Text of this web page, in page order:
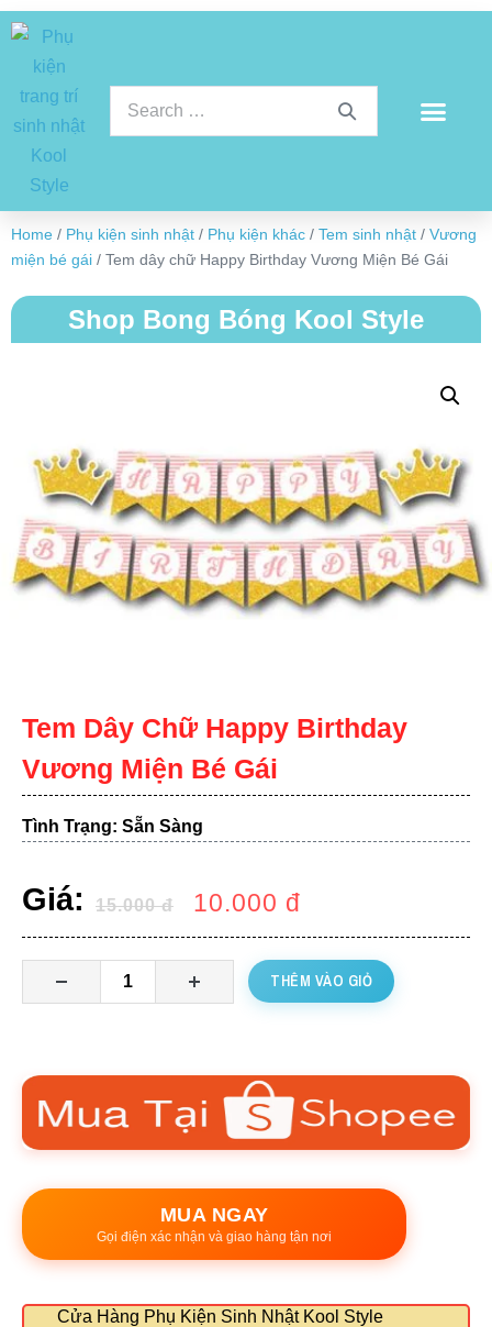
Home / Phụ kiện sinh nhật / Phụ kiện khác / Tem sinh nhật / Vương
miện bé gái / Tem dây chữ Happy Birthday Vương Miện Bé Gái
Shop Bong Bóng Kool Style
Tem Dây Chữ Happy Birthday
Vương Miện Bé Gái
Tình Trạng: Sẵn Sàng
Giá: 15.000đ 10.000 đ
THÊM VÀO GIỎ
MUA NGAY
Gọi điện xác nhận và giao hàng tận nơi
Cửa Hàng Phụ Kiện Sinh Nhật Kool Style